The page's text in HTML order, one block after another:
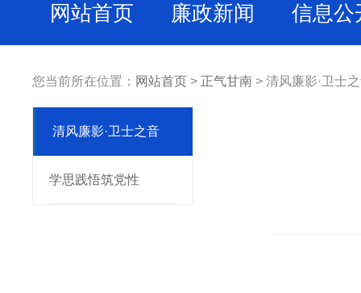
网站首页 廉政新闻 信息公
您当前所在位置： 网站首页 > 正气甘南 > 清风廉影·卫士
清风廉影·卫士之音
学思践悟筑党性